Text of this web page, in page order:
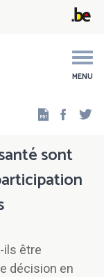
MENU
sont
ils être
décision en